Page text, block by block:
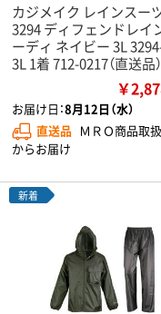
カジメイク レインスー
3294 ディフェンドレイ
ーディ ネイビー 3L
3L 1着 712-0217（直送品）
￥
お届け日：8月12日（水）
直送品 ＭＲＯ商品取
からお届け
新着